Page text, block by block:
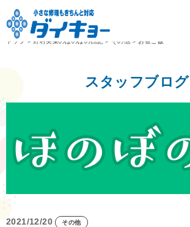
トップ
>野村美菜のほのぼの日記 > その他 > お昼ご飯
スタッフブログ
2021/12/20 その他